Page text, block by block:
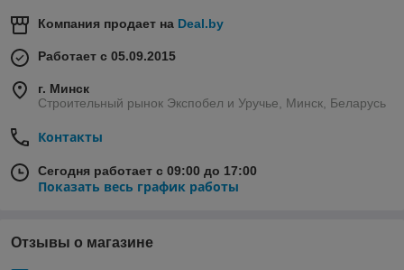
Компания продает на Deal.by
Работает с 05.09.2015
г. Минск
Строительный рынок Экспобел и Уручье, Минск, Беларусь
Контакты
Сегодня работает с 09:00 до 17:00
Показать весь график работы
Отзывы о магазине